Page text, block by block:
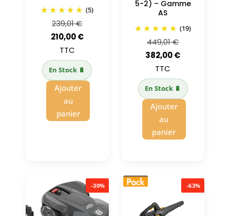
(5)
239,01€Le
prix
était :
239,01 €.
210,00€Le
actuel
est :
TTC
En Stock 🔋
Ajouter
au
panier
5-2) – Gamme
AS
(19)
449,01€Le
prix
était :
449,01 €.
382,00€Le
actuel
est :
TTC
En Stock 🔋
Ajouter
au
panier
-30% -63%